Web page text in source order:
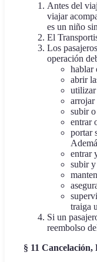
Antes del
viajar
es un niño
El
Los
operación
hablar
abrir
utilizar
arrojar
subir
entrar
portar
entrar
subir y
traiga
Si un
reembolso
§ 11